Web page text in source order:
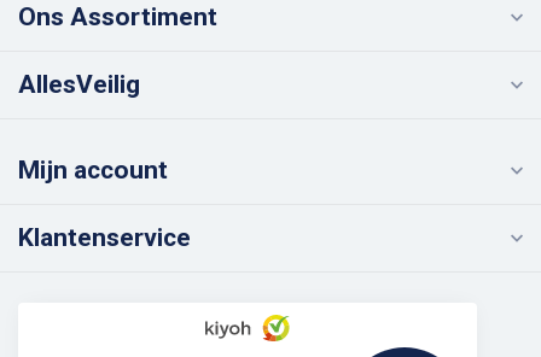
Ons Assortiment
AllesVeilig
Mijn account
Klantenservice